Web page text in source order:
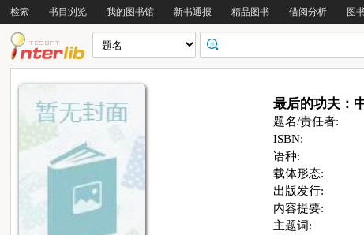
检索 书目浏览 我的图书馆 新书通报 精品图书 借阅分析 图
最后的功夫：
题名/责任者:
ISBN:
语种:
载体形态:
出版发行:
内容提要:
主题词: